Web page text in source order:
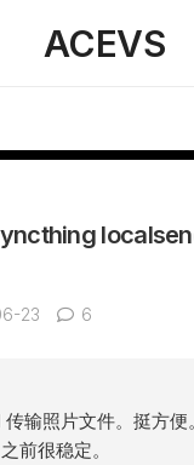
ACEVS
23 6
输照片文件。挺方便
前很稳定。